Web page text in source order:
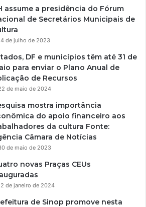
assume a presidência do Fórum
de Secretários Municipais de
de julho de 2023
DF e municípios têm até 31 de
para enviar o Plano Anual de
de Recursos
de maio de 2024
mostra importância
do apoio financeiro aos
da cultura Fonte:
Câmara de Notícias
de maio de 2023
novas Praças CEUs
de janeiro de 2024
de Sinop promove nesta